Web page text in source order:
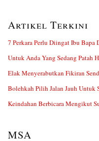
Artikel Terkini
7 Perkara Perlu Diingat Ibu Bapa
Untuk Anda Yang Sedang Patah
Elak Menyerabutkan Fikiran
Bolehkah Pilih Jalan Jauh Untuk
Keindahan Berbicara Mengikut
MSA